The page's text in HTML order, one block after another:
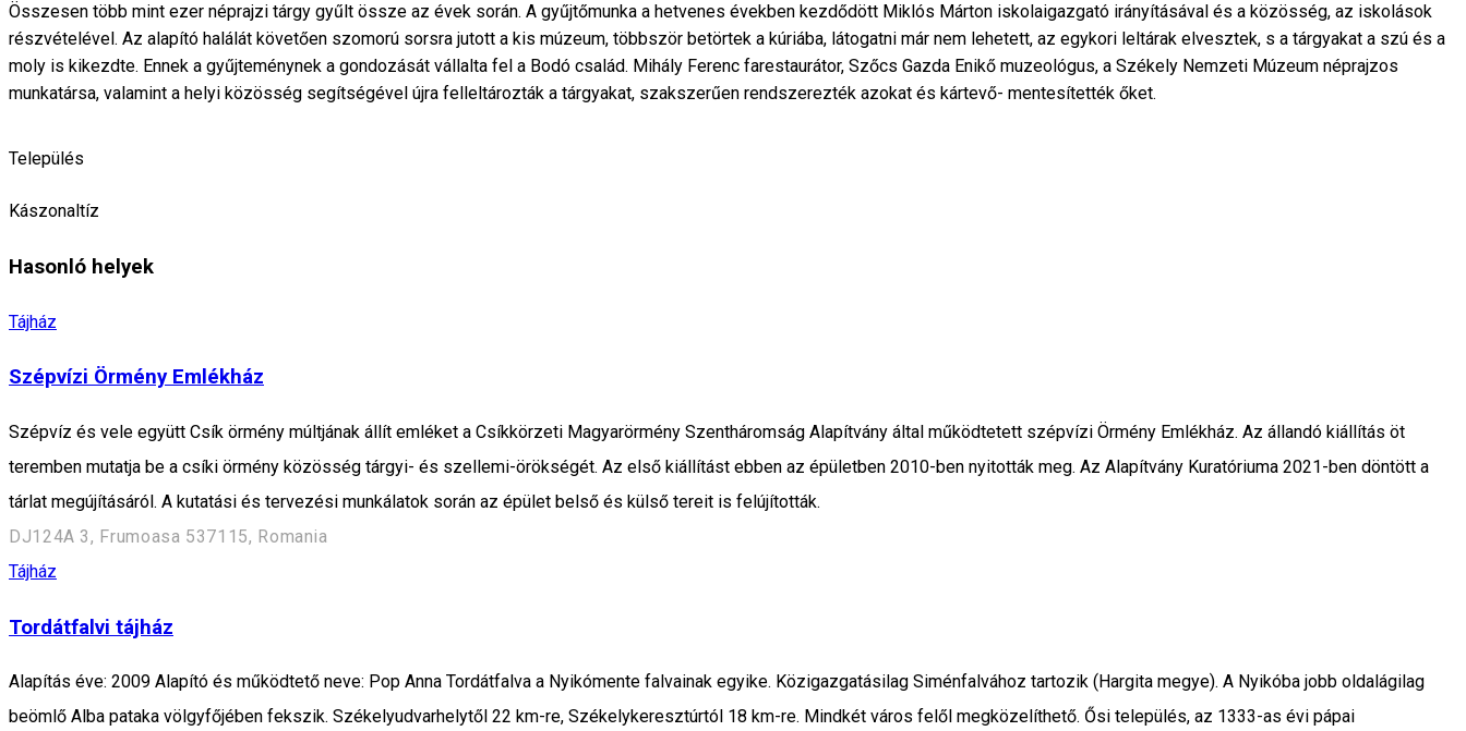
Összesen több mint ezer néprajzi tárgy gyűlt össze az évek során. A gyűjtőmunka a hetvenes években kezdődött Miklós Márton iskolaigazgató irányításával és a közösség, az iskolások
részvételével. Az alapító halálát követően szomorú sorsra jutott a kis múzeum, többször betörtek a kúriába, látogatni már nem lehetett, az egykori leltárak elvesztek, s a tárgyakat a szú és a
moly is kikezdte. Ennek a gyűjteménynek a gondozását vállalta fel a Bodó család. Mihály Ferenc farestaurátor, Szőcs Gazda Enikő muzeológus, a Székely Nemzeti Múzeum néprajzos
munkatársa, valamint a helyi közösség segítségével újra felleltározták a tárgyakat, szakszerűen rendszerezték azokat és kártevő- mentesítették őket.
Település
Kászonaltíz
Hasonló helyek
Tájház
Szépvízi Örmény Emlékház
Szépvíz és vele együtt Csík örmény múltjának állít emléket a Csíkkörzeti Magyarörmény Szentháromság Alapítvány által működtetett szépvízi Örmény Emlékház. Az állandó kiállítás öt
teremben mutatja be a csíki örmény közösség tárgyi- és szellemi-örökségét. Az első kiállítást ebben az épületben 2010-ben nyitották meg. Az Alapítvány Kuratóriuma 2021-ben döntött a
tárlat megújításáról. A kutatási és tervezési munkálatok során az épület belső és külső tereit is felújították.
DJ124A 3, Frumoasa 537115, Romania
Tájház
Tordátfalvi tájház
Alapítás éve: 2009 Alapító és működtető neve: Pop Anna Tordátfalva a Nyikómente falvainak egyike. Közigazgatásilag Siménfalvához tartozik (Hargita megye). A Nyikóba jobb oldalágilag
beömlő Alba pataka völgyfőjében fekszik. Székelyudvarhelytől 22 km-re, Székelykeresztúrtól 18 km-re. Mindkét város felől megközelíthető. Ősi település, az 1333-as évi pápai